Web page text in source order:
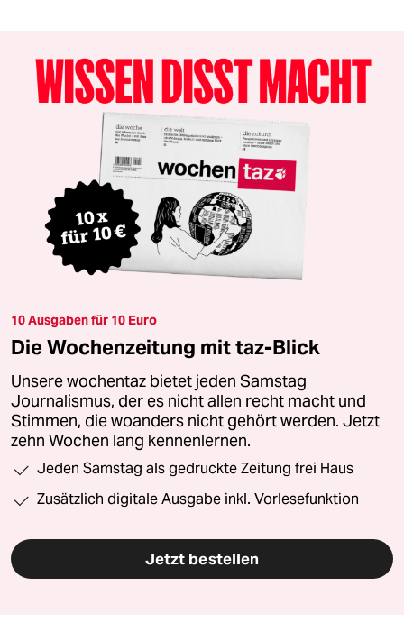
10 Ausgaben für 10 Euro
Die Wochenzeitung mit taz-Blick
Unsere wochentaz bietet jeden Samstag
Journalismus, der es nicht allen recht macht und
Stimmen, die woanders nicht gehört werden. Jetzt
zehn Wochen lang kennenlernen.
Jeden Samstag als gedruckte Zeitung frei Haus
Zusätzlich digitale Ausgabe inkl. Vorlesefunktion
Jetzt bestellen